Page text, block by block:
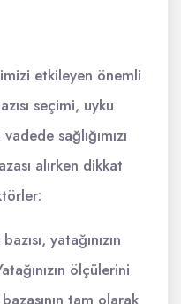
etkileyen önemli
seçimi, uyku
sağlığımızı
alırken dikkat
yatağınızın
ölçülerini
tam olarak